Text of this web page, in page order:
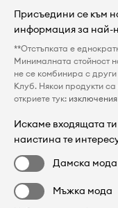
Присъедини се към
информация за най-
**Отстъпката е
Минималната стойност
не се комбинира с
Клуб. Някои продукти
откриете тук:
Искаме входящата
наистина те
Дамска мода
Мъжка мода